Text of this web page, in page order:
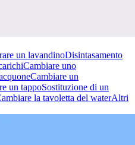
un lavandinoDisintasamento
Cambiare uno
Cambiare un
un tappoSostituzione di un
la tavoletta del waterAltri